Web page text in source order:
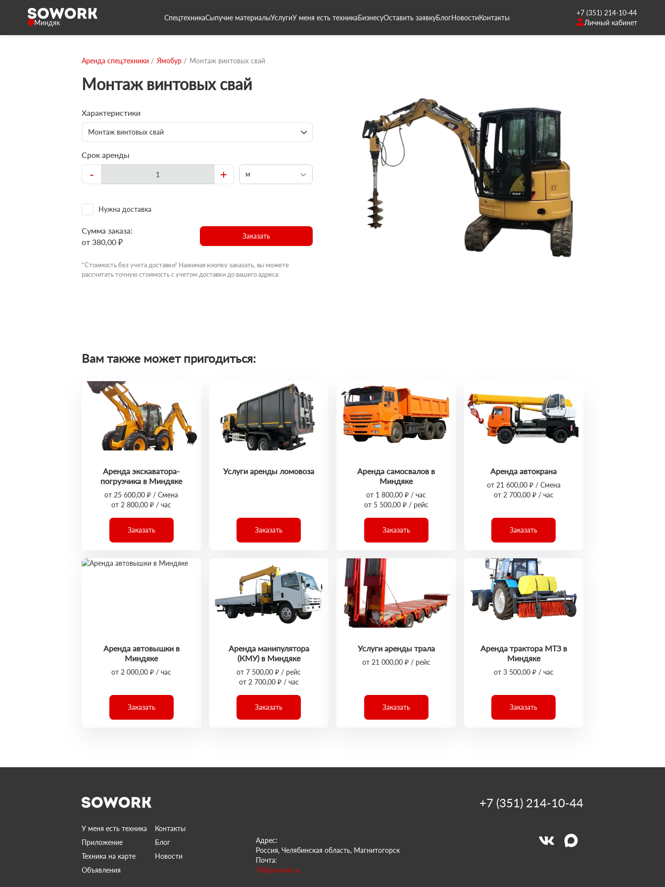
Миндяк
СпецтехникаСыпучие материалыУслугиУ меня есть техникаБизнесуОставить заявкуБлогНовостиКонтакты
+7 (351) 214-10-44
Личный кабинет
Аренда спец.техники Ямобур Монтаж винтовых свай
Монтаж винтовых свай
Характеристики
Монтаж винтовых свай
Срок аренды
- + м
Нужна доставка
Сумма заказа:
от 380,00 ₽
Заказать
*Стоимость без учета доставки! Нажимая кнопку заказать, вы можете
рассчитать точную стоимость с учетом доставки до вашего адреса.
Вам также может пригодиться:
Аренда экскаватора-
погрузчика в Миндяке
от 25 600,00 ₽ / Смена
от 2 800,00 ₽ / час
Заказать
Услуги аренды ломовоза
Заказать
Аренда самосвалов в
Миндяке
от 1 800,00 ₽ / час
от 5 500,00 ₽ / рейс
Заказать
Аренда автокрана
от 21 600,00 ₽ / Смена
от 2 700,00 ₽ / час
Заказать
Аренда автовышки в
Миндяке
от 2 000,00 ₽ / час
Заказать
Аренда манипулятора
(КМУ) в Миндяке
от 7 500,00 ₽ / рейс
от 2 700,00 ₽ / час
Заказать
Услуги аренды трала
от 21 000,00 ₽ / рейс
Заказать
Аренда трактора МТЗ в
Миндяке
от 3 500,00 ₽ / час
Заказать
У меня есть техника
Контакты
Приложение
Блог
Техника на карте
Новости
Объявления
Адрес:
Россия, Челябинская область, Магнитогорск
Почта:
74@sowork.ru
+7 (351) 214-10-44